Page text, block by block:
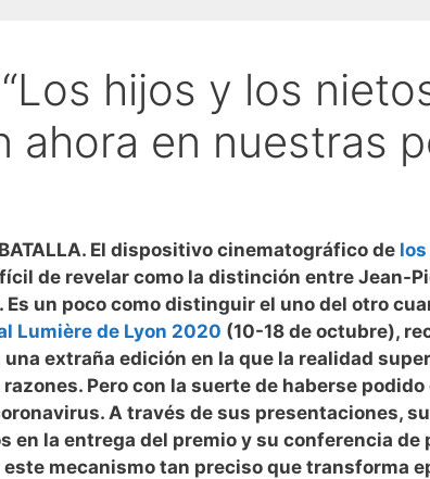
hijos y los
en nuestras
El dispositivo cinematográfico de
de revelar como la distinción entre Jean-
Es un poco como distinguir el uno del otro
Lumière de Lyon 2020 (10-18 de octubre),
una extraña edición en la que la realidad
Pero con la suerte de haberse
A través de sus presentaciones,
en la entrega del premio y su conferencia de
mecanismo tan preciso que transforma